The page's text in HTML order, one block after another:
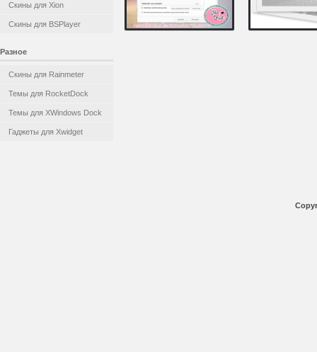
Скины для Xion
Скины для BSPlayer
Разное
Скины для Rainmeter
Темы для RocketDock
Темы для XWindows Dock
Гаджеты для Xwidget